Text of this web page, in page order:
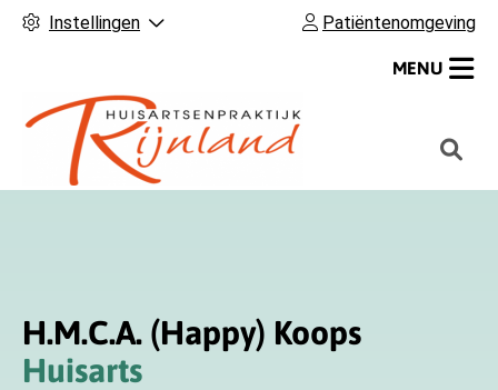
Instellingen Patiëntenomgeving
H
o
MENU
H.M.C.A. (Happy) Koops
Huisarts